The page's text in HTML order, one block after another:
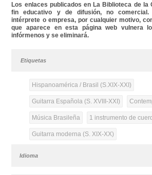
Los enlaces publicados en La Biblioteca de la
fin educativo y de difusión, no comercial.
intérprete o empresa, por cualquier motivo,
que aparece en esta página web vulnera
infórmenos y se eliminará.
Etiquetas
Hispanoamérica / Brasil (S.XIX-XXI)
Guitarra Española (S. XVIII-XXI)
Música Brasileña 1 instrumento de
Guitarra moderna (S. XIX-XX)
Idioma